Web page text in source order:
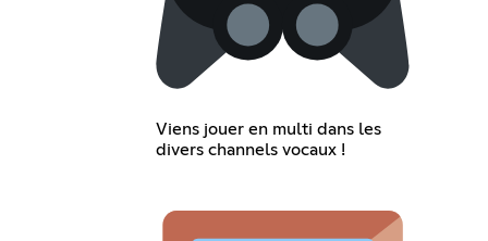
Viens jouer en multi dans les
divers channels vocaux !